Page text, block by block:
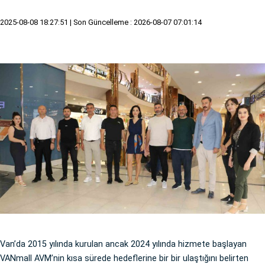
2025-08-08 18:27:51 | Son Güncelleme : 2026-08-07 07:01:14
Van’da 2015 yılında kurulan ancak 2024 yılında hizmete başlayan
VANmall AVM’nin kısa sürede hedeflerine bir bir ulaştığını belirten